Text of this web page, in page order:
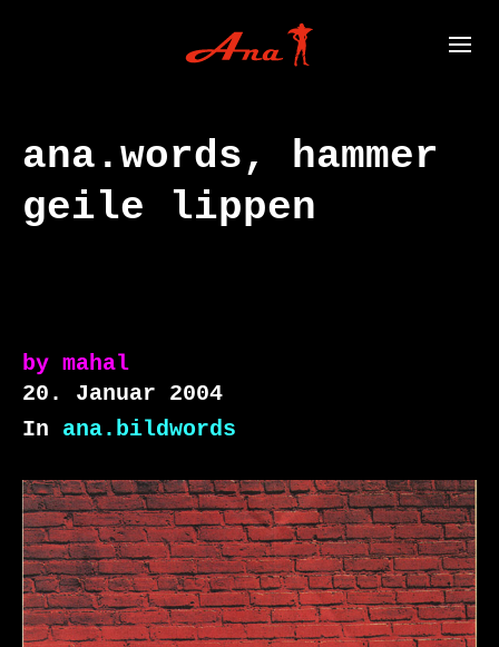
ana.words, hammer
geile lippen
by mahal
20. Januar 2004
In ana.bildwords